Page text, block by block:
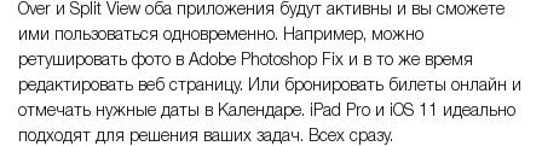
Over и Split View оба приложения будут активны и вы сможете
ими пользоваться одновременно. Например, можно
ретушировать фото в Adobe Photoshop Fix и в то же время
редактировать веб страницу. Или бронировать билеты онлайн и
отмечать нужные даты в Календаре. iPad Pro и iOS 11 идеально
подходят для решения ваших задач. Всех сразу.